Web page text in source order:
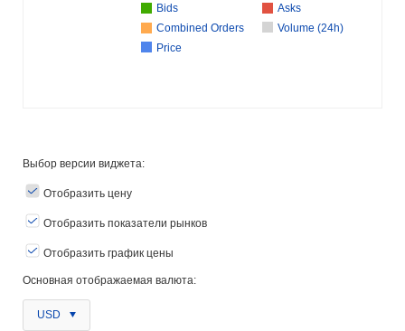
Bids
Asks
Combined Orders
Volume (24h)
Price
Выбор версии виджета:
Отобразить цену
Отобразить показатели рынков
Отобразить график цены
Основная отображаемая валюта:
USD